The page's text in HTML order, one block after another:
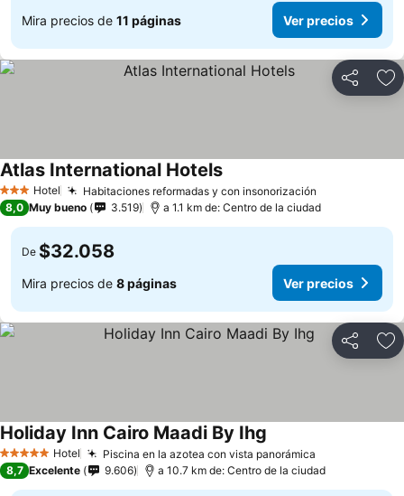
Mira precios de 11 páginas Ver precios
Compartir
3 Estrellas
Hotel Habitaciones reformadas y con insonorización
Atlas International Hotels
8,0 Muy bueno 3.519 a 1.1 km de: Centro de la ciudad
De $32.058
Mira precios de 8 páginas Ver precios
Compartir
5 Estrellas Hotel Piscina en la azotea con vista panorámica
Holiday Inn Cairo Maadi By Ihg
8,7 Excelente 9.606 a 10.7 km de: Centro de la ciudad